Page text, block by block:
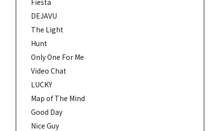
DEJAVU
The Light
Hunt
Only One For Me
Video Chat
LUCKY
Map of The Mind
Good Day
Nice Guy